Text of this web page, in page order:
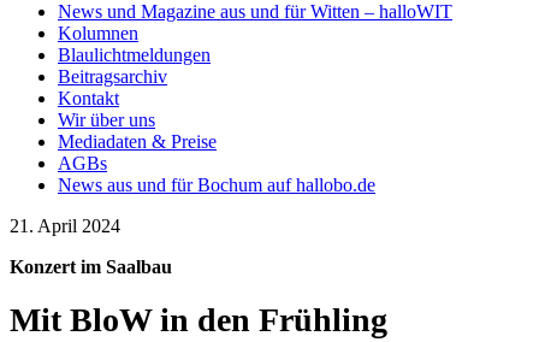
News und Magazine aus und für Witten – halloWIT
Kolumnen
Blaulichtmeldungen
Beitragsarchiv
Kontakt
Wir über uns
Mediadaten & Preise
AGBs
News aus und für Bochum auf hallobo.de
21. April 2024
Konzert im Saalbau
Mit BloW in den Frühling